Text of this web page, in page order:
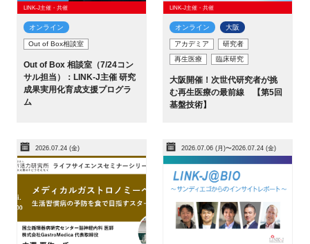
LINK-J主催・共催
オンライン
Out of Box相談室
Out of Box 相談室（7/24コン
サル担当）：LINK-J主催 研究
成果実用化育成支援プログラ
ム
LINK-J主催・共催
オンライン 大阪
アカデミア
研究者
再生医療
臨床研究
大阪開催！次世代研究者が挑
む再生医療の最前線 【第5回
基盤技術】
2026.07.24 (金) 2026.07.06 (月)〜2026.07.24 (金)